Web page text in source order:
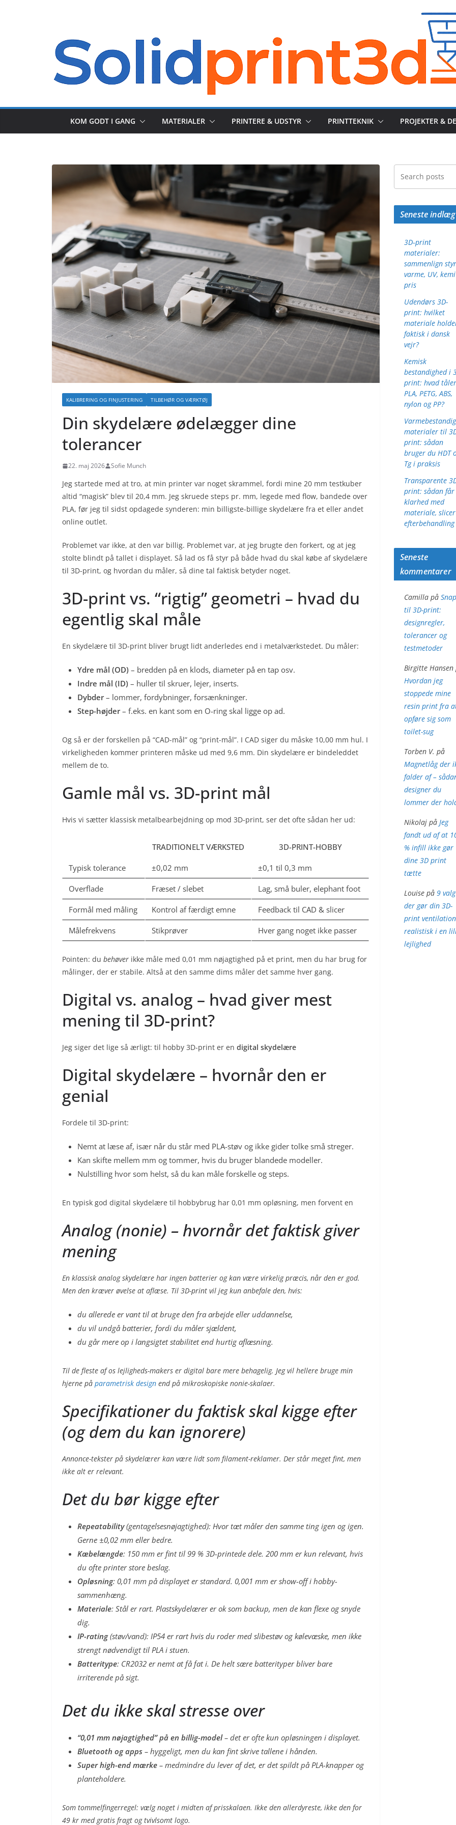
KOM GODT I GANG MATERIALER PRINTERE & UDSTYR PRINTTEKNIK PROJEKTER &
KALIBRERING OG FINJUSTERING TILBEHØR OG VÆRKTØJ
Din skydelære ødelægger dine
tolerancer
22. maj 2026 Sofie Munch
Jeg startede med at tro, at min printer var noget skrammel, fordi mine 20 mm testkuber
altid “magisk” blev til 20,4 mm. Jeg skruede steps pr. mm, legede med flow, bandede over
PLA, før jeg til sidst opdagede synderen: min billigste-billige skydelære fra et eller andet
online outlet.
Problemet var ikke, at den var billig. Problemet var, at jeg brugte den forkert, og at jeg
stolte blindt på tallet i displayet. Så lad os få styr på både hvad du skal købe af skydelære
til 3D-print, og hvordan du måler, så dine tal faktisk betyder noget.
3D-print vs. “rigtig” geometri – hvad du
egentlig skal måle
En skydelære til 3D-print bliver brugt lidt anderledes end i metalværkstedet. Du måler:
Ydre mål (OD) – bredden på en klods, diameter på en tap osv.
Indre mål (ID) – huller til skruer, lejer, inserts.
Dybder– lommer, fordybninger, forsænkninger.
Step-højder– f.eks. en kant som en O-ring skal ligge op ad.
Og så er der forskellen på “CAD-mål” og “print-mål”. I CAD siger du måske 10,00 mm hul. I
virkeligheden kommer printeren måske ud med 9,6 mm. Din skydelære er bindeleddet
mellem de to.
Gamle mål vs. 3D-print mål
Hvis vi sætter klassisk metalbearbejdning op mod 3D-print, ser det ofte sådan her ud:
TRADITIONELT VÆRKSTED 3D-PRINT-HOBBY
Typisk tolerance ±0,02 mm ±0,1 til 0,3 mm
Overflade Fræset / slebet Lag, små buler, elephant foot
Formål med måling Kontrol af færdigt emne Feedback til CAD & slicer
Målefrekvens Stikprøver Hver gang noget ikke passer
Pointen: du behøver ikke måle med 0,01 mm nøjagtighed på et print, men du har brug for
målinger, der er stabile. Altså at den samme dims måler det samme hver gang.
Digital vs. analog – hvad giver mest
mening til 3D-print?
Jeg siger det lige så ærligt: til hobby 3D-print er en digital skydelære
Digital skydelære – hvornår den er
genial
Fordele til 3D-print:
Nemt at læse af, især når du står med PLA-støv og ikke gider tolke små streger.
Kan skifte mellem mm og tommer, hvis du bruger blandede modeller.
Nulstilling hvor som helst, så du kan måle forskelle og steps.
En typisk god digital skydelære til hobbybrug har 0,01 mm opløsning, men forvent en
Analog (nonie) – hvornår det faktisk giver
mening
En klassisk analog skydelære har ingen batterier og kan være virkelig præcis, når den er god.
Men den kræver øvelse at aflæse. Til 3D-print vil jeg kun anbefale den, hvis:
du allerede er vant til at bruge den fra arbejde eller uddannelse,
du vil undgå batterier, fordi du måler sjældent,
du går mere op i langsigtet stabilitet end hurtig aflæsning.
Til de fleste af os lejligheds-makers er digital bare mere behagelig. Jeg vil hellere bruge min
hjerne på parametrisk design end på mikroskopiske nonie-skalaer.
Specifikationer du faktisk skal kigge efter
(og dem du kan ignorere)
Annonce-tekster på skydelærer kan være lidt som filament-reklamer. Der står meget fint, men
ikke alt er relevant.
Det du bør kigge efter
Repeatability(gentagelsesnøjagtighed): Hvor tæt måler den samme ting igen og igen.
Gerne ±0,02 mm eller bedre.
Kæbelængde: 150 mm er fint til 99 % 3D-printede dele. 200 mm er kun relevant, hvis
du ofte printer store beslag.
Opløsning: 0,01 mm på displayet er standard. 0,001 mm er show-off i hobby-
sammenhæng.
Materiale: Stål er rart. Plastskydelærer er ok som backup, men de kan flexe og snyde
dig.
IP-rating(støv/vand): IP54 er rart hvis du roder med slibestøv og kølevæske, men ikke
strengt nødvendigt til PLA i stuen.
Batteritype: CR2032 er nemt at få fat i. De helt sære batterityper bliver bare
irriterende på sigt.
Det du ikke skal stresse over
“0,01 mm nøjagtighed” på en billig-model– det er ofte kun opløsningen i displayet.
Bluetooth og apps – hyggeligt, men du kan fint skrive tallene i hånden.
Super high-end mærke – medmindre du lever af det, er det spildt på PLA-knapper og
planteholdere.
Som tommelfingerregel: vælg noget i midten af prisskalaen. Ikke den allerdyreste, ikke den for
49 kr med gratis fragt og tvivlsomt logo.
Seneste indlæg
3D‑print
materialer:
sammenlign
varme, UV,
pris
Udendørs 3D-
print: hvilket
materiale
faktisk i dansk
vejr?
Kemisk
bestandighed i
print: hvad
PLA, PETG, ABS,
nylon og PP?
materialer til
print: sådan
bruger du HDT
Tg i praksis
Transparente
print: sådan får
klarhed med
materiale,
efterbehandling
Seneste
kommentarer
Camilla på
til 3D-print:
designregler,
tolerancer og
testmetoder
Birgitte Hansen
Hvordan jeg
stoppede mine
resin print fra
opføre sig som
toilet-sug
Torben V. på
Magnetlåg der
falder af –
designer du
lommer der
Nikolaj påJeg
fandt ud af at
% infill ikke gør
dine 3D print
tætte
Louise på9 valg
der gør din 3D-
print ventilation
realistisk i en
lejlighed